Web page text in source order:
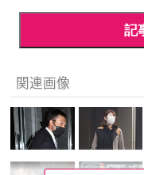
記
関連画像